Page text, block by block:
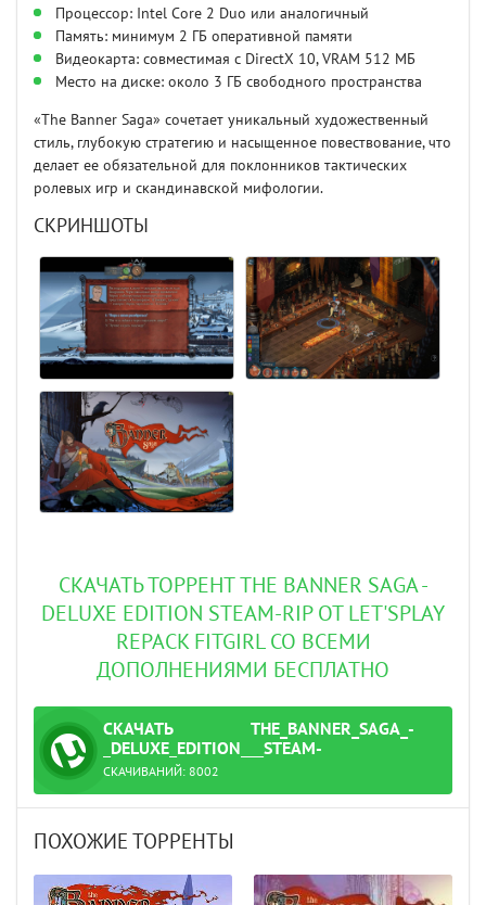
Процессор: Intel Core 2 Duo или аналогичный
Память: минимум 2 ГБ оперативной памяти
Видеокарта: совместимая с DirectX 10, VRAM 512 МБ
Место на диске: около 3 ГБ свободного пространства
«The Banner Saga» сочетает уникальный художественный
стиль, глубокую стратегию и насыщенное повествование, что
делает ее обязательной для поклонников тактических
ролевых игр и скандинавской мифологии.
СКРИНШОТЫ
СКАЧАТЬ ТОРРЕНТ THE BANNER SAGA -
DELUXE EDITION STEAM-RIP ОТ LET'SРLAY
REPACK FITGIRL СО ВСЕМИ
ДОПОЛНЕНИЯМИ БЕСПЛАТНО
СКАЧАТЬ
ТОРРЕНТ
THE_BANNER_SAGA_-
_DELUXE_EDITION___STEAM-
RIP_ОТ_LET'SРLAY.TORRENT
СКАЧИВАНИЙ: 8002
ПОХОЖИЕ ТОРРЕНТЫ